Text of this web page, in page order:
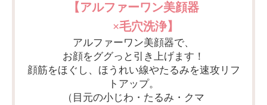
【アルファーワン美顔器
×毛穴洗浄】
アルファーワン美顔器で、
お顔をググっと引き上げます！
顔筋をほぐし、ほうれい線やたるみを速攻リフ
トアップ。
（目元の小じわ・たるみ・クマ